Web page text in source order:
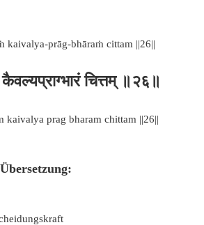
kaivalya-prāg-bhāraṁ cittam ||26||
चित्तम् ॥२६॥
kaivalya prag bharam chittam ||26||